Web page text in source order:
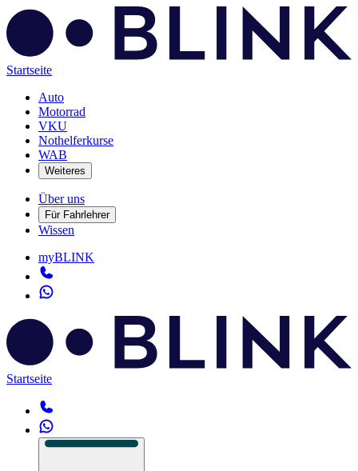
Startseite
Auto
Motorrad
VKU
Nothelferkurse
WAB
Weiteres
Über uns
Für Fahrlehrer
Wissen
myBLINK
Startseite